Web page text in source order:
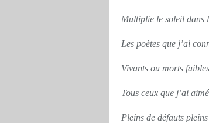
Multiplie le soleil dans
Les poètes que j’ai
Vivants ou morts
Tous ceux que j’ai
Pleins de défauts